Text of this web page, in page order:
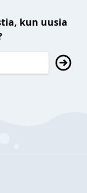
kun uusia